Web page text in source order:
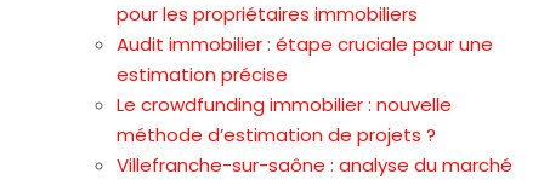
pour les propriétaires immobiliers
Audit immobilier : étape cruciale pour une
estimation précise
Le crowdfunding immobilier : nouvelle
méthode d’estimation de projets ?
Villefranche-sur-saône : analyse du marché